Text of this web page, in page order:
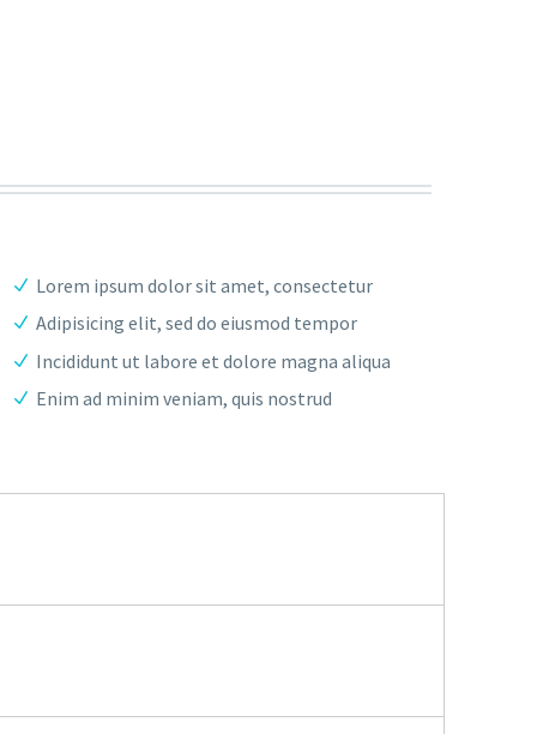
Lorem ipsum dolor sit amet, consectetur
Adipisicing elit, sed do eiusmod tempor
Incididunt ut labore et dolore magna aliqua
Enim ad minim veniam, quis nostrud